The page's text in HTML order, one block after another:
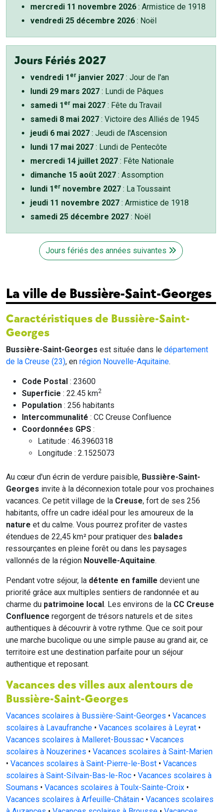
mercredi 11 novembre 2026 : Armistice de 1918
vendredi 25 décembre 2026 : Noël
Jours Fériés 2027
vendredi 1 er janvier 2027 : Jour de l'an
lundi 29 mars 2027 : Lundi de Pâques
samedi 1 er mai 2027 : Fête du Travail
samedi 8 mai 2027 : Victoire des Alliés de 1945
jeudi 6 mai 2027 : Jeudi de l'Ascension
lundi 17 mai 2027 : Lundi de Pentecôte
mercredi 14 juillet 2027 : Fête Nationale
dimanche 15 août 2027 : Assomption
lundi 1 er novembre 2027 : La Toussaint
jeudi 11 novembre 2027 : Armistice de 1918
samedi 25 décembre 2027 : Noël
Jours fériés des années suivantes
La ville de Bussière-Saint-Georges
Caractéristiques de Bussière-Saint-
Georges
Bussière-Saint-Georges est située dans le département
de la Creuse (23), en région Nouvelle-Aquitaine.
Code Postal : 23600
Superficie : 22.45 km2
Population : 256 habitants
Intercommunalité : CC Creuse Confluence
Coordonnées GPS :
Latitude : 46.3960318
Longitude : 2.1525073
Au cœur d'un écrin de verdure paisible, Bussière-Saint-
Georges invite à la déconnexion totale pour vos prochaines
vacances. Ce petit village de la Creuse, fort de ses 256
habitants, offre un cadre idéal pour les amoureux de la
nature et du calme. Vous pourrez profiter de vastes
étendues de 22,45 km² pour pratiquer des balades
ressourçantes en pleine forêt ou dans les paysages
vallonnés de la région Nouvelle-Aquitaine.
Pendant votre séjour, la détente en famille devient une
priorité grâce aux multiples sentiers de randonnée et au
charme du patrimoine local. Les environs de la CC Creuse
Confluence regorgent de trésors naturels et de sites
authentiques à découvrir à votre rythme. Que ce soit pour
une marche bucolique ou une simple pause au grand air, ce
territoire est une destination parfaite pour un séjour
authentique et reposant.
Vacances des villes aux alentours de
Bussière-Saint-Georges
Vacances scolaires à Bussière-Saint-Georges • Vacances
scolaires à Lavaufranche • Vacances scolaires à Leyrat •
Vacances scolaires à Malleret-Boussac • Vacances
scolaires à Nouzerines • Vacances scolaires à Saint-Marien
• Vacances scolaires à Saint-Pierre-le-Bost • Vacances
scolaires à Saint-Silvain-Bas-le-Roc • Vacances scolaires à
Soumans • Vacances scolaires à Toulx-Sainte-Croix •
Vacances scolaires à Arfeuille-Châtain • Vacances scolaires